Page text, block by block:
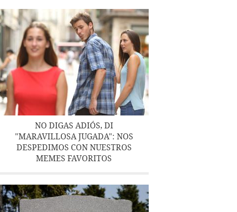
NO DIGAS ADIÓS, DI
"MARAVILLOSA JUGADA": NOS
DESPEDIMOS CON NUESTROS
MEMES FAVORITOS